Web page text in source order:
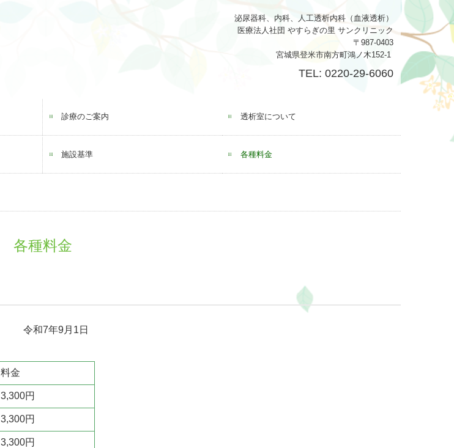
泌尿器科、内科、人工透析内科（血液透析）
医療法人社団 やすらぎの里 サンクリニック
〒987-0403
宮城県登米市南方町鴻ノ木152-1
TEL: 0220-29-6060
診療のご案内 透析室について
施設基準 各種料金
各種料金
令和7年9月1日
料金
3,300円
3,300円
3,300円